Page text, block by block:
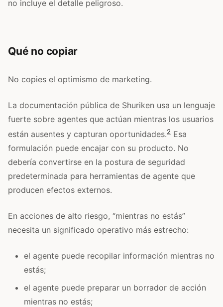
no incluye el detalle peligroso.
Qué no copiar
No copies el optimismo de marketing.
La documentación pública de Shuriken usa un lenguaje
fuerte sobre agentes que actúan mientras los usuarios
están ausentes y capturan oportunidades.2 Esa
formulación puede encajar con su producto. No
debería convertirse en la postura de seguridad
predeterminada para herramientas de agente que
producen efectos externos.
En acciones de alto riesgo, “mientras no estás”
necesita un significado operativo más estrecho:
el agente puede recopilar información mientras no
estás;
el agente puede preparar un borrador de acción
mientras no estás;